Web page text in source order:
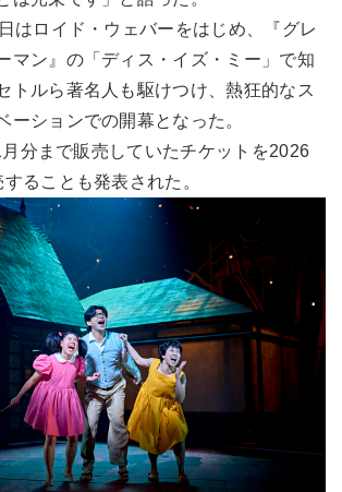
はロイド・ウェバーをはじめ、『グレ
マン』の「ディス・イズ・ミー」で知
トルら著名人も駆けつけ、熱狂的なス
ーションでの開幕となった。
分まで販売していたチケットを2026
ることも発表された。